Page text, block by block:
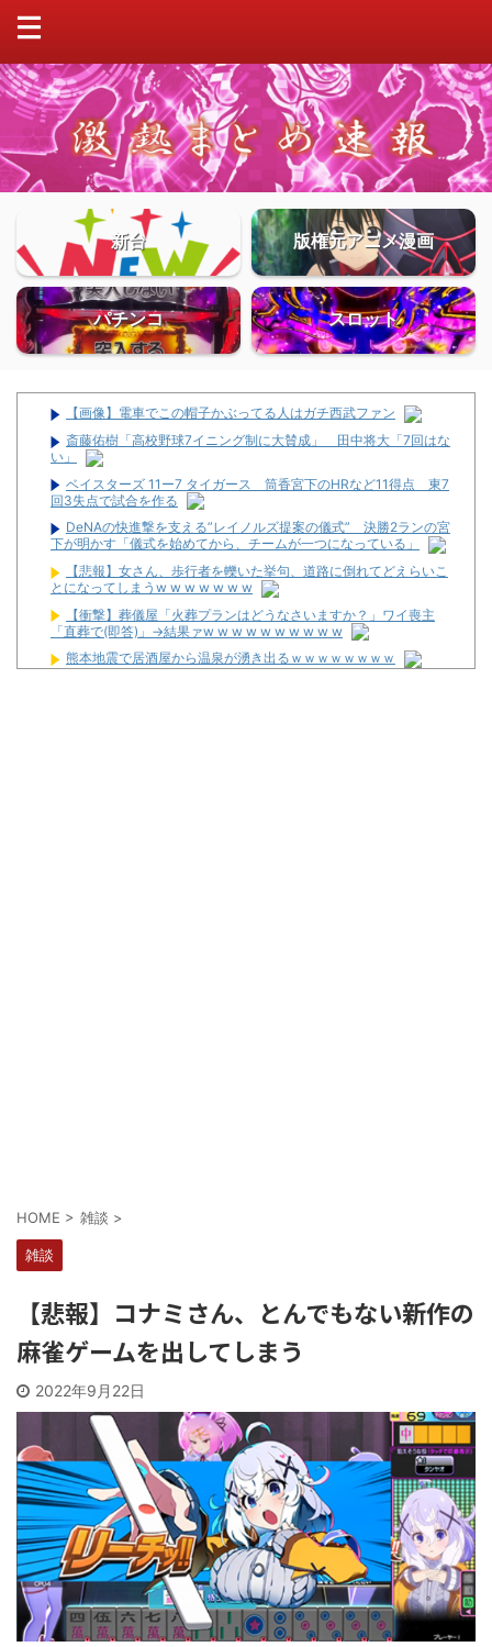
新台 版権元アニメ漫画
パチンコ スロット
【画像】電車でこの帽子かぶってる人はガチ西武ファン
斎藤佑樹「高校野球7イニング制に大賛成」 田中将大「7回はな
い」
ベイスターズ 11ー7 タイガース 筒香宮下のHRなど11得点 東7
回3失点で試合を作る
DeNAの快進撃を支える”レイノルズ提案の儀式” 決勝2ランの宮
下が明かす「儀式を始めてから、チームが一つになっている」
【悲報】女さん、歩行者を轢いた挙句、道路に倒れてどえらいこ
とになってしまうw w w w w w w
【衝撃】葬儀屋「火葬プランはどうなさいますか？」ワイ喪主
「直葬で(即答)」→結果ァw w w w w w w w w w
熊本地震で居酒屋から温泉が湧き出るｗｗｗｗｗｗｗｗ
HOME > 雑談 >
雑談
【悲報】コナミさん、とんでもない新作の
麻雀ゲームを出してしまう
2022年9月22日